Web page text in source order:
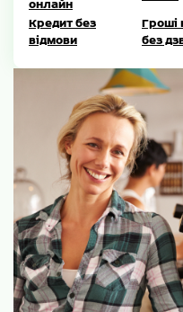
онлайн
Кредит без
відмови
Гроші
без